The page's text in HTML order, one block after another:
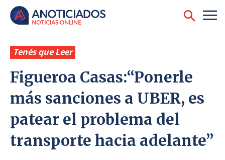
Tenés que Leer
Figueroa Casas:‘‘Ponerle
más sanciones a UBER, es
patear el problema del
transporte hacia adelante’’